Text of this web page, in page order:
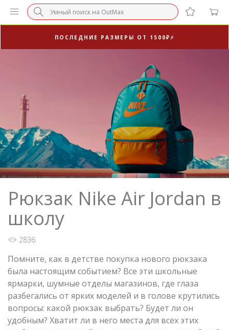
3-Я ПАРА В ПОДАРОК 🎁
ПОСЛЕДНИЕ РАЗМЕРЫ ОТ 1500₽⚡️
Рюкзак Nike Air Jordan в
школу
2836
Помните, как в детстве покупка нового рюкзака
была настоящим событием? Все эти школьные
ярмарки, шумные отделы магазинов, где глаза
разбегались от ярких моделей и в голове крутились
вопросы: какой рюкзак выбрать? Будет ли он
удобным? Хватит ли в него места для всех этих